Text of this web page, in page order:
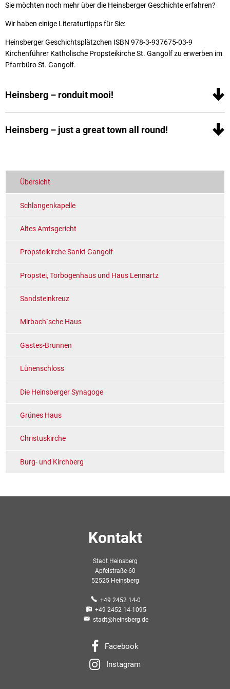
Sie möchten noch mehr über die Heinsberger Geschichte erfahren?
Wir haben einige Literaturtipps für Sie:
Heinsberger Geschichtsplätzchen ISBN 978-3-937675-03-9
Kirchenführer Katholische Propsteikirche St. Gangolf zu erwerben im
Pfarrbüro St. Gangolf.
Heinsberg – ronduit mooi!
Heinsberg – just a great town all round!
Übersicht
Schlangenkapelle
Altes Amtsgericht
Propsteikirche Sankt Gangolf
Propstei, Torbogenhaus und Haus Lennartz
Sandsteinkreuz
Mirbach`sche Haus
Gastes-Brunnen
Lünenschloss
Die Heinsberger Synagoge
Grünes Haus
Christuskirche
Burg- und Kirchberg
Kontakt
Stadt Heinsberg
Apfelstraße 60
52525 Heinsberg
+49 2452 14-0
+49 2452 14-1095
stadt@heinsberg.de
Facebook
Instagram